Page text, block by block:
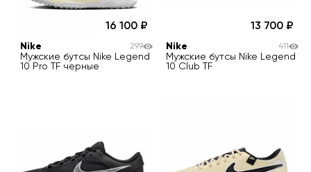
16 100
Nike
Мужские бутсы Nike Legend
10 Pro TF черные
299
13 700
Nike
Мужские бутсы Nike Legend
10 Club TF
411